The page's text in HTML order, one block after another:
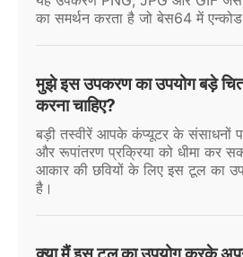
का समर्थन करता है जो बेस64 में
मुझे इस उपकरण का उपयोग बड़े
करना चाहिए?
बड़ी तस्वीरें आपके कंप्यूटर के संसाधनों
और रूपांतरण प्रक्रिया को धीमा कर
आकार की छवियों के लिए इस टूल का
है।